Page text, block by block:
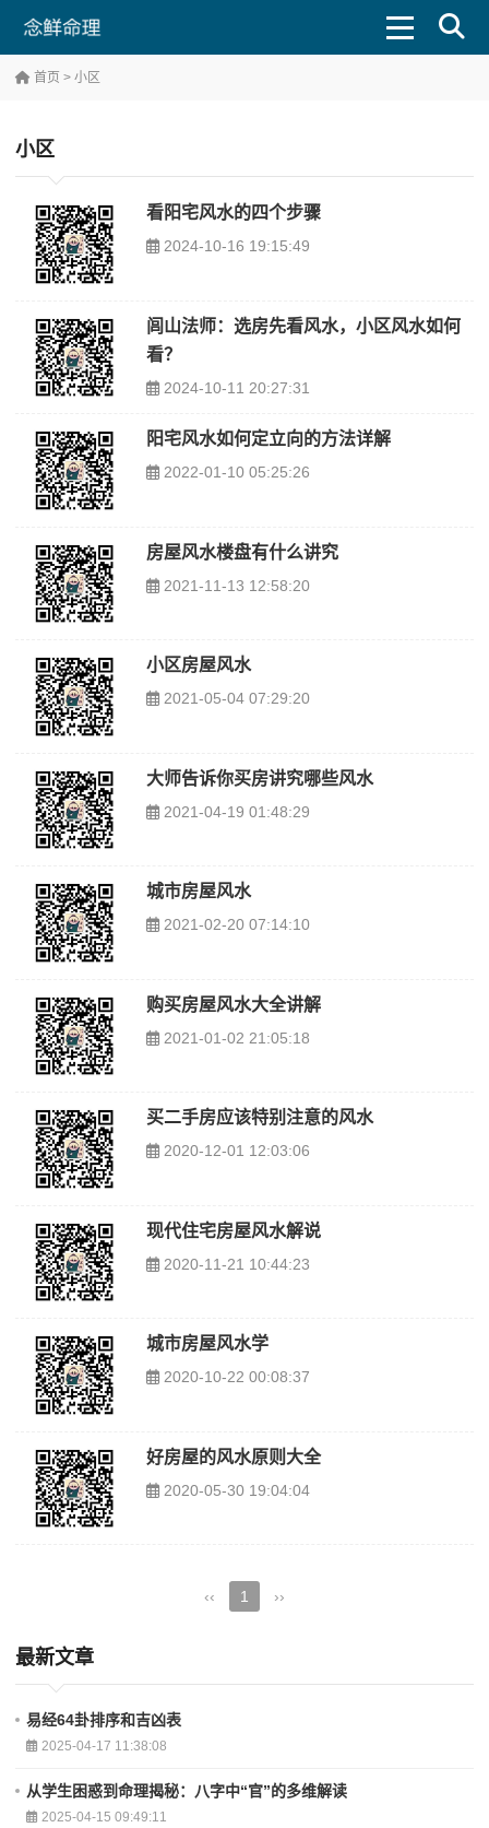
首页 > 小区
小区
看阳宅风水的四个步骤
2024-10-16 19:15:49
闾山法师：选房先看风水，小区风水如何
看？
2024-10-11 20:27:31
阳宅风水如何定立向的方法详解
2022-01-10 05:25:26
房屋风水楼盘有什么讲究
2021-11-13 12:58:20
小区房屋风水
2021-05-04 07:29:20
大师告诉你买房讲究哪些风水
2021-04-19 01:48:29
城市房屋风水
2021-02-20 07:14:10
购买房屋风水大全讲解
2021-01-02 21:05:18
买二手房应该特别注意的风水
2020-12-01 12:03:06
现代住宅房屋风水解说
2020-11-21 10:44:23
城市房屋风水学
2020-10-22 00:08:37
好房屋的风水原则大全
2020-05-30 19:04:04
‹‹ 1 ››
最新文章
易经64卦排序和吉凶表
2025-04-17 11:38:08
从学生困惑到命理揭秘：八字中“官”的多维解读
2025-04-15 09:49:11